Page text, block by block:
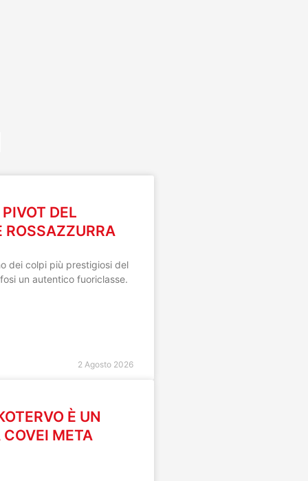
DEL
ROSSAZZURRA
dei colpi più prestigiosi del
un autentico fuoriclasse.
2 Agosto 2026
È UN
COVEI META